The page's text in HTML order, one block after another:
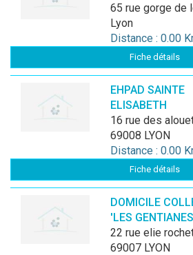
65 rue gorge de
Lyon
Distance : 0.00
Fiche détails
EHPAD SAINTE
ELISABETH
16 rue des
69008 LYON
Distance : 0.00
Fiche détails
DOMICILE
'LES
22 rue elie
69007 LYON